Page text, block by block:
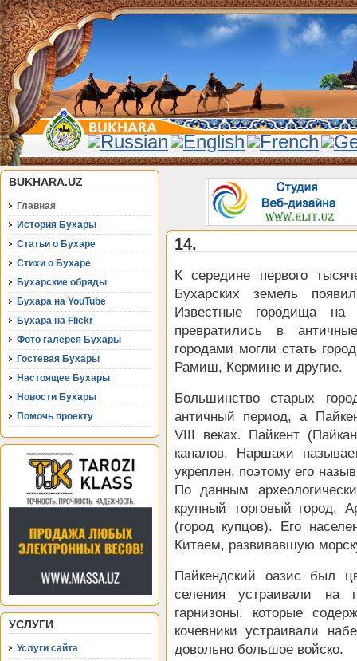
BUKHARA.UZ
Главная
История Бухары
Статьи о Бухаре
Стихи о Бухаре
Бухарские обряды
Бухара на YouTube
Бухара на Flickr
Фото галерея Бухары
Гостевая Бухары
Настоящее Бухары
Новости Бухары
Помочь проекту
УСЛУГИ
Услуги сайта
14.
К середине первого
Бухарских земель
Известные городища
превратились в
городами могли стать
Рамиш, Кермине и другие.
Большинство старых
античный период, а
VIII веках. Пайкент
каналов. Наршахи
укреплен, поэтому его
По данным
крупный торговый город.
(город купцов). Его
Китаем, развивавшую
Пайкендский оазис был
селения устраивали на
гарнизоны, которые
кочевники устраивали
довольно большое войско.